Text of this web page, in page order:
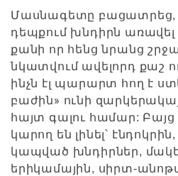
Մասնագետը բացատրեց,
դեպքում խնդիրն
քանի որ հենց նրանց
նկատվում ավելորդ քաշ
ինչն էլ պարարտ հող է
բաժին» ունի
հայտ գալու համար:
կարող են լինել՝
կապված խնդիրներ,
երիկամային, սիրտ-